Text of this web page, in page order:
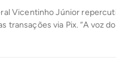
Vicentinho Júnior
transações via Pix. “A voz